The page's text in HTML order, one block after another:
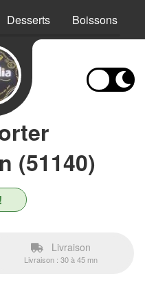
Desserts Boissons
(51140)
Livraison
Livraison : 30 à 45 mn